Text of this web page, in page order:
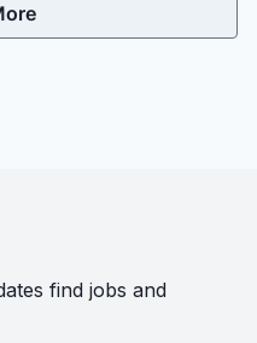
find jobs and